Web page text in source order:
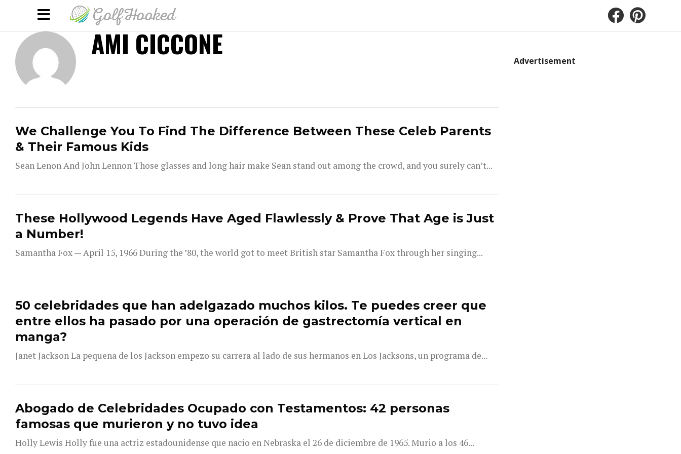
AMI CICCONE
We Challenge You To Find The Difference Between These Celeb Parents
& Their Famous Kids
Sean Lenon And John Lennon Those glasses and long hair make Sean stand out among the crowd, and you surely can’t...
These Hollywood Legends Have Aged Flawlessly & Prove That Age is Just
a Number!
Samantha Fox — April 15, 1966 During the ’80, the world got to meet British star Samantha Fox through her singing...
50 celebridades que han adelgazado muchos kilos. Te puedes creer que
entre ellos ha pasado por una operación de gastrectomía vertical en
manga?
Janet Jackson La pequena de los Jackson empezo su carrera al lado de sus hermanos en Los Jacksons, un programa de...
Abogado de Celebridades Ocupado con Testamentos: 42 personas
famosas que murieron y no tuvo idea
Holly Lewis Holly fue una actriz estadounidense que nacio en Nebraska el 26 de diciembre de 1965. Murio a los 46...
Advertisement